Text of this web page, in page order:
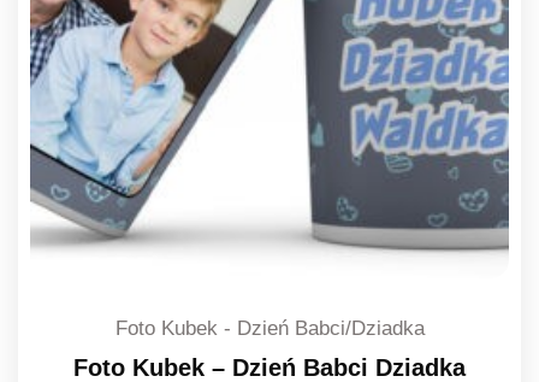
Foto Kubek - Dzień Babci/Dziadka
Foto Kubek – Dzień Babci Dziadka